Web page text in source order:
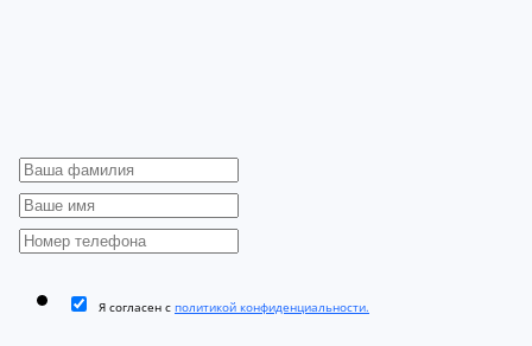
Я согласен с политикой конфиденциальности.